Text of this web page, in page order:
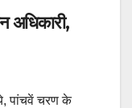
अधिकारी,
पांचवें चरण के